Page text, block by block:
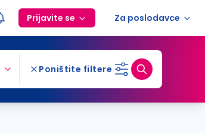
Prijavite se Za poslodavce
Poništite filtere